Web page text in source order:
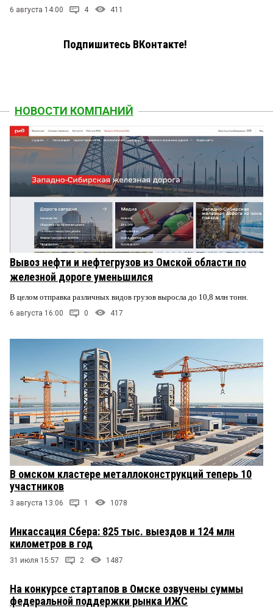
6 августа 14:00 4 411
Подпишитесь ВКонтакте!
НОВОСТИ КОМПАНИЙ
Вывоз нефти и нефтегрузов из Омской области по
железной дороге уменьшился
В целом отправка различных видов грузов выросла до 10,8 млн тонн.
6 августа 16:00 0 417
В омском кластере металлоконструкций теперь 10
участников
3 августа 13:06 1 1078
Инкассация Сбера: 825 тыс. выездов и 124 млн
километров в год
31 июля 15:57 2 1487
На конкурсе стартапов в Омске озвучены суммы
федеральной поддержки рынка ИЖС